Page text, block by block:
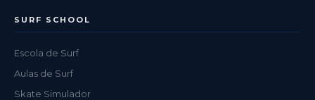
SURF SCHOOL
Escola de Surf
Aulas de Surf
Skate Simulador